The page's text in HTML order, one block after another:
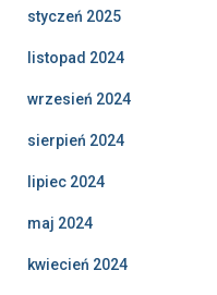
styczeń 2025
listopad 2024
wrzesień 2024
sierpień 2024
lipiec 2024
maj 2024
kwiecień 2024